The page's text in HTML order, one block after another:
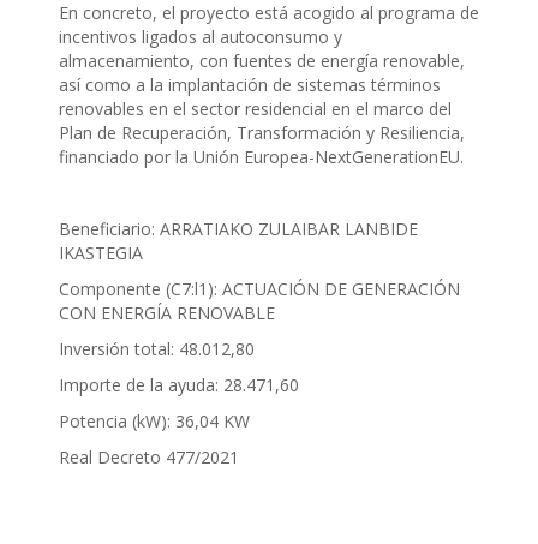
En concreto, el proyecto está acogido al programa de
incentivos ligados al autoconsumo y
almacenamiento, con fuentes de energía renovable,
así como a la implantación de sistemas términos
renovables en el sector residencial en el marco del
Plan de Recuperación, Transformación y Resiliencia,
financiado por la Unión Europea-NextGenerationEU.
Beneficiario: ARRATIAKO ZULAIBAR LANBIDE
IKASTEGIA
Componente (C7:l1): ACTUACIÓN DE GENERACIÓN
CON ENERGÍA RENOVABLE
Inversión total: 48.012,80
Importe de la ayuda: 28.471,60
Potencia (kW): 36,04 KW
Real Decreto 477/2021